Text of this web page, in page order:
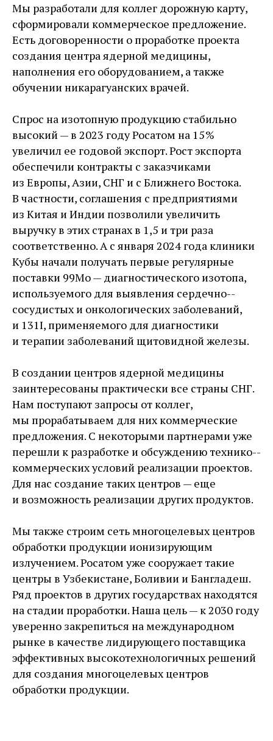
Мы разработали для коллег дорожную карту,
сформировали коммерческое предложение.
Есть договоренности о проработке проекта
создания центра ядерной медицины,
наполнения его оборудованием, а также
обучении никарагуанских врачей.
Спрос на изотопную продукцию стабильно
высокий — в 2023 году Росатом на 15 %
увеличил ее годовой экспорт. Рост экспорта
обеспечили контракты с заказчиками
из Европы, Азии, СНГ и с Ближнего Востока.
В частности, соглашения с предприятиями
из Китая и Индии позволили увеличить
выручку в этих странах в 1,5 и три раза
соответственно. А с января 2024 года клиники
Кубы начали получать первые регулярные
поставки 99Mo — диагностического изотопа,
используемого для выявления сердечно-­
сосудистых и онкологических заболеваний,
и 131I, применяемого для диагностики
и терапии заболеваний щитовидной железы.
В создании центров ядерной медицины
заинтересованы практически все страны СНГ.
Нам поступают запросы от коллег,
мы прорабатываем для них коммерческие
предложения. С некоторыми партнерами уже
перешли к разработке и обсуждению технико-­
коммерческих условий реализации проектов.
Для нас создание таких центров — еще
и возможность реализации других продуктов.
Мы также строим сеть многоцелевых центров
обработки продукции ионизирующим
излучением. Росатом уже сооружает такие
центры в Узбекистане, Боливии и Бангладеш.
Ряд проектов в других государствах находятся
на стадии проработки. Наша цель — к 2030 году
уверенно закрепиться на международном
рынке в качестве лидирующего поставщика
эффективных высокотехнологичных решений
для создания многоцелевых центров
обработки продукции.